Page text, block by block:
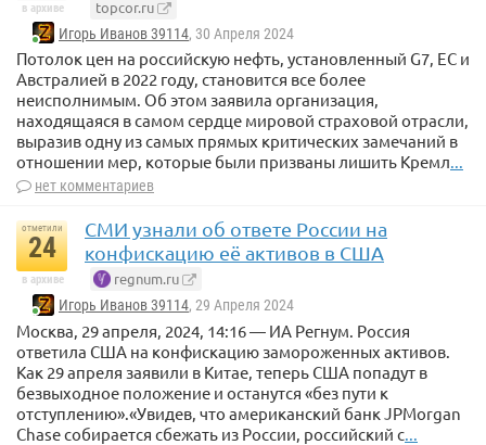
в архиве topcor.ru
Игорь Иванов 39114, 30 Апреля 2024
Потолок цен на российскую нефть, установленный G7, ЕС и
Австралией в 2022 году, становится все более
неисполнимым. Об этом заявила организация,
находящаяся в самом сердце мировой страховой отрасли,
выразив одну из самых прямых критических замечаний в
отношении мер, которые были призваны лишить Кремл...
нет комментариев
отметили
24
в архиве
СМИ узнали об ответе России на
конфискацию её активов в США
regnum.ru
Игорь Иванов 39114, 29 Апреля 2024
Москва, 29 апреля, 2024, 14:16 — ИА Регнум. Россия
ответила США на конфискацию замороженных активов.
Как 29 апреля заявили в Китае, теперь США попадут в
безвыходное положение и останутся «без пути к
отступлению».«Увидев, что американский банк JPMorgan
Chase собирается сбежать из России, российский с